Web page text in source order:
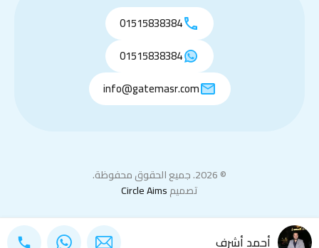
01515838384
01515838384
info@gatemasr.com
© 2026. جميع الحقوق محفوظة.
تصميمCircle Aims
أحمد أشرف